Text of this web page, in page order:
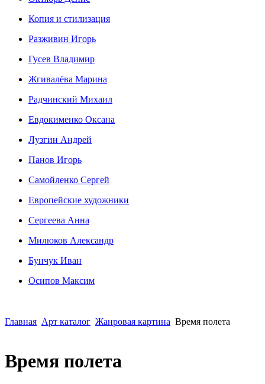
Копия и стилизация
Разживин Игорь
Гусев Владимир
Жгивалёва Марина
Радчинский Михаил
Евдокименко Оксана
Лузгин Андрей
Панов Игорь
Сaмoйленко Сергей
Европейские художники
Сергеева Анна
Милюков Александр
Бунчук Иван
Осипoв Максим
Главная Арт каталог Жанровая картина Время полета
Время полета